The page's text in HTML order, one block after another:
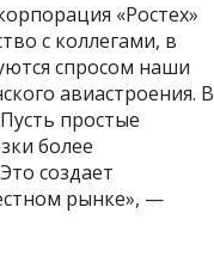
«Ростех»
с коллегами, в
спросом наши
авиастроения. В
простые
более
создает
рынке», —